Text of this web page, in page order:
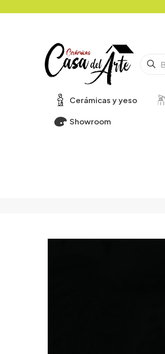
Cerámicas y yeso
Showroom